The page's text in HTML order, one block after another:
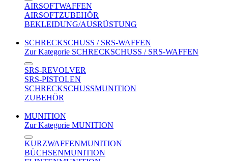
AIRSOFTWAFFEN
AIRSOFTZUBEHÖR
BEKLEIDUNG/AUSRÜSTUNG
SCHRECKSCHUSS / SRS-WAFFEN
Zur Kategorie SCHRECKSCHUSS / SRS-WAFFEN
SRS-REVOLVER
SRS-PISTOLEN
SCHRECKSCHUSSMUNITION
ZUBEHÖR
MUNITION
Zur Kategorie MUNITION
KURZWAFFENMUNITION
BÜCHSENMUNITION